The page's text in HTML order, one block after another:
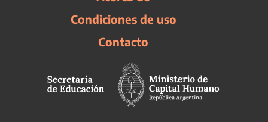
Condiciones de uso
Contacto